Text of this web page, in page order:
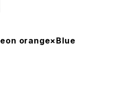
orange×Blue